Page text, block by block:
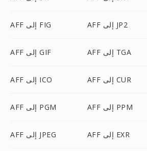
AFF إلى FIG AFF إلى JP2
AFF إلى GIF AFF إلى TGA
AFF إلى ICO AFF إلى CUR
AFF إلى PGM AFF إلى PPM
AFF إلى JPEG AFF إلى EXR